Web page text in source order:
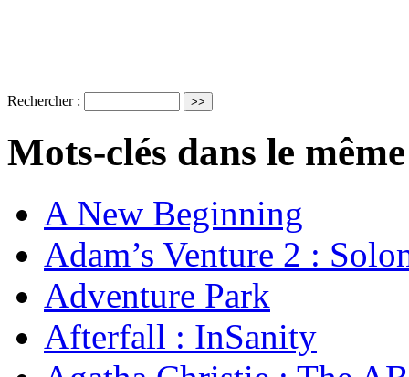
Rechercher :
Mots-clés dans le
A New Beginning
Adam’s Venture 2 :
Adventure Park
Afterfall : InSanity